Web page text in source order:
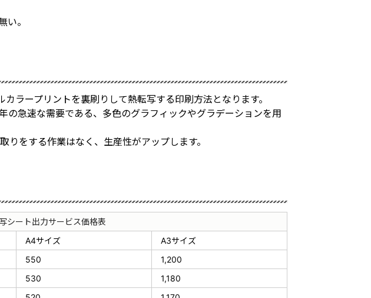
い。
ラープリントを裏刷りして熱転写する印刷方法となります。
の急速な需要である、多色のグラフィックやグラデーションを用
をする作業はなく、生産性がアップします。
シート出力サービス価格表
A4サイズ
A3サイズ
550
1,200
530
1,180